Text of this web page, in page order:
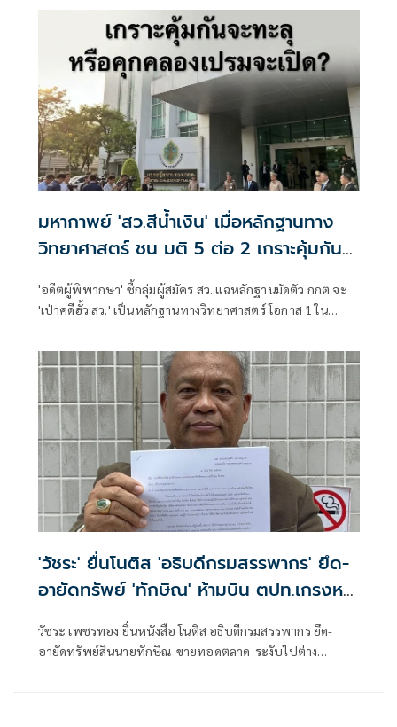
ปปช.สอบทั้งครม.
มหากาพย์ 'สว.สีน้ำเงิน' เมื่อหลักฐานทาง
วิทยาศาสตร์ ชน มติ 5 ต่อ 2 เกราะคุ้มกันจะ
ทะลุ หรือคุกคลองเปรมจะเปิด
'อดีตผู้พิพากษา' ชี้กลุ่มผู้สมัคร สว. แฉหลักฐานมัดตัว กกต.จะ
'เป่าคดีฮั้ว สว.' เป็นหลักฐานทางวิทยาศาสตร์ โอกาส 1 ใน
บังเอิญ หาก กกต. มีมติ 5 ต่อ 2 'ไม่มีมูล' เข้าข่ายมาตรา 157
เต็มๆ กลายเป็น'ใบเสร็จรับเงินคุก'
'วัชระ' ยื่นโนติส 'อธิบดีกรมสรรพากร' ยึด-
อายัดทรัพย์ 'ทักษิณ' ห้ามบิน ตปท.เกรงหนี้
วัชระ เพชรทอง ยื่นหนังสือ โนติส อธิบดีกรมสรรพากร ยึด-
อายัดทรัพย์สินนายทักษิณ-ขายทอดตลาด-ระงับไปต่าง